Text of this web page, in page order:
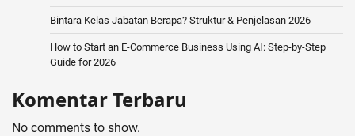
Bintara Kelas Jabatan Berapa? Struktur & Penjelasan 2026
How to Start an E-Commerce Business Using AI: Step-by-Step
Guide for 2026
Komentar Terbaru
No comments to show.